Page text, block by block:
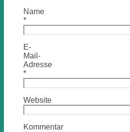
Name
*
E-
Mail-
Adresse
*
Website
Kommentar